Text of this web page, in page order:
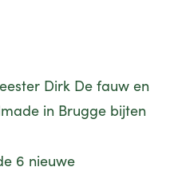
Dirk De fauw en
in Brugge bijten
6 nieuwe